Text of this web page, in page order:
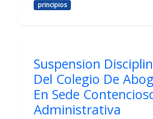
principios
Suspension
Del Colegio De
En Sede
Administrativa